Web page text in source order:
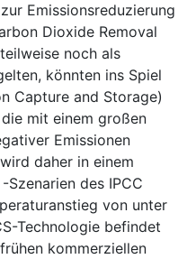
Emissionsreduzierung
Dioxide Removal
noch als
könnten ins Spiel
Capture and Storage)
mit einem großen
Emissionen
daher in einem
des IPCC
von unter
Technologie befindet
kommerziellen